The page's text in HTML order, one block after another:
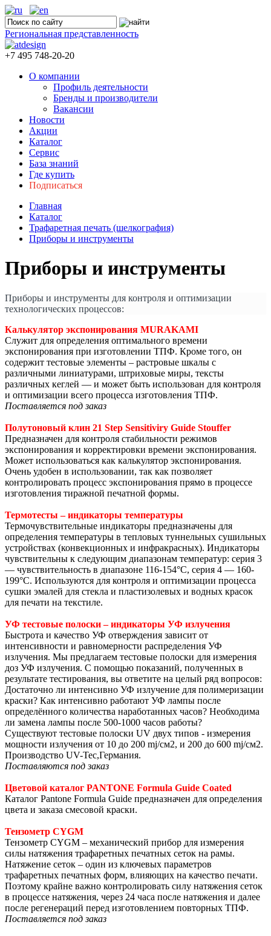
Региональная представленность
+7 495 748-20-20
О компании
Профиль деятельности
Бренды и производители
Вакансии
Новости
Акции
Каталог
Сервис
База знаний
Где купить
Подписаться
Главная
Каталог
Трафаретная печать (шелкография)
Приборы и инструменты
Приборы и инструменты
Приборы и инструменты для контроля и оптимизации
технологических процессов:
Калькулятор экспонирования MURAKAMI
Служит для определения оптимального времени
экспонирования при изготовлении ТПФ. Кроме того, он
содержит тестовые элементы – растровые шкалы с
различными линиатурами, штриховые миры, тексты
различных кеглей — и может быть использован для контроля
и оптимизации всего процесса изготовления ТПФ.
Поставляется под заказ
Полутоновый клин 21 Step Sensitiviry Guide Stouffer
Предназначен для контроля стабильности режимов
экспонирования и корректировки времени экспонирования.
Может использоваться как калькулятор экспонирования.
Очень удобен в использовании, так как позволяет
контролировать процесс экспонирования прямо в процессе
изготовления тиражной печатной формы.
Термотесты – индикаторы температуры
Термочувствительные индикаторы предназначены для
определения температуры в тепловых туннельных сушильных
устройствах (конвекционных и инфракрасных). Индикаторы
чувствительны к следующим диапазонам температур: серия 3
— чувствительность в диапазоне 116-154°С, серия 4 — 160-
199°С. Используются для контроля и оптимизации процесса
сушки эмалей для стекла и пластизолевых и водных красок
для печати на текстиле.
УФ тестовые полоски – индикаторы УФ излучения
Быстрота и качество УФ отверждения зависит от
интенсивности и равномерности распределения УФ
излучения. Мы предлагаем тестовые полоски для измерения
доз УФ излучения. С помощью показаний, полученных в
результате тестирования, вы ответите на целый ряд вопросов:
Достаточно ли интенсивно УФ излучение для полимеризации
краски? Как интенсивно работают УФ лампы после
определённого количества наработанных часов? Необходима
ли замена лампы после 500-1000 часов работы?
Существуют тестовые полоски UV двух типов - измерения
мощности излучения от 10 до 200 mj/см2, и 200 до 600 mj/см2.
Производство UV-Tec,Германия.
Поставляются под заказ
Цветовой каталог PANTONE Formula Guide Coated
Каталог Pantone Formula Guide предназначен для определения
цвета и заказа смесовой краски.
Тензометр CYGM
Тензометр CYGM – механический прибор для измерения
силы натяжения трафаретных печатных сеток на рамы.
Натяжение сеток – один из ключевых параметров
трафаретных печатных форм, влияющих на качество печати.
Поэтому крайне важно контролировать силу натяжения сеток
в процессе натяжения, через 24 часа после натяжения и далее
после регенераций перед изготовлением повторных ТПФ.
Поставляется под заказ